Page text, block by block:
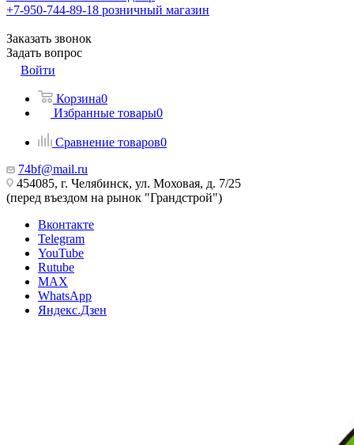
+7-950-744-89-18 розничный магазин
Заказать звонок
Задать вопрос
Войти
Корзина0
Избранные товары0
Сравнение товаров0
74bf@mail.ru
454085, г. Челябинск, ул. Моховая, д. 7/25
(перед въездом на рынок "Грандстрой")
Вконтакте
Telegram
YouTube
Rutube
MAX
WhatsApp
Яндекс.Дзен